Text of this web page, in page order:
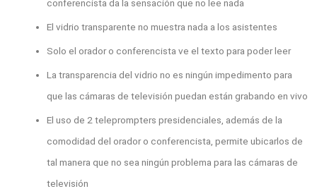
conferencista da la sensación que no lee nada
El vidrio transparente no muestra nada a los asistentes
Solo el orador o conferencista ve el texto para poder leer
La transparencia del vidrio no es ningún impedimento para
que las cámaras de televisión puedan están grabando en vivo
El uso de 2 teleprompters presidenciales, además de la
comodidad del orador o conferencista, permite ubicarlos de
tal manera que no sea ningún problema para las cámaras de
televisión